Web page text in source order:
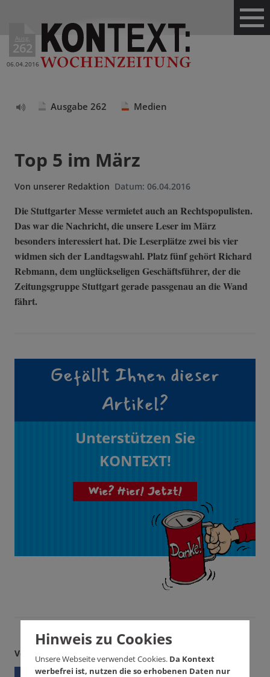
Ausg.
262
06.04.2016
Ausgabe 262 Medien
Top 5 im März
Von unserer Redaktion Datum: 06.04.2016
Die Stuttgarter Messe vermietet auch an Rechtspopulisten.
Das war die Nachricht, die unsere Leser im März
besonders interessiert hat. Die Leserplätze zwei bis vier
widmen sich der Landtagswahl. Platz fünf gehört Richard
Rebmann, dem unglückseligen Geschäftsführer, der die
Zeitungsgruppe Stuttgart gerade passgenau an die Wand
fährt.
Gefällt Ihnen dieser
Artikel?
Unterstützen Sie
KONTEXT!
Wie? Hier! Jetzt!
Verbreiten Sie unseren Artikel
Hinweis zu Cookies
Unsere Webseite verwendet Cookies. Da Kontext
werbefrei ist, nutzen die so erhobenen Daten nur